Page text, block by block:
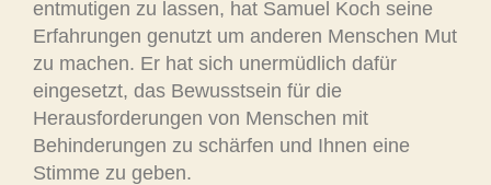
entmutigen zu lassen, hat Samuel Koch seine
Erfahrungen genutzt um anderen Menschen Mut
zu machen. Er hat sich unermüdlich dafür
eingesetzt, das Bewusstsein für die
Herausforderungen von Menschen mit
Behinderungen zu schärfen und Ihnen eine
Stimme zu geben.